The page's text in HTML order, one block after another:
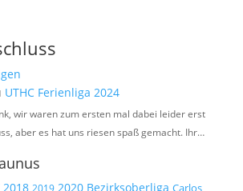
UTHC Ferienliga 2024
wir waren zum ersten mal dabei leider erst
aber es hat uns riesen spaß gemacht. Ihr…
2018 2019 2020 Bezirksoberliga Carlos